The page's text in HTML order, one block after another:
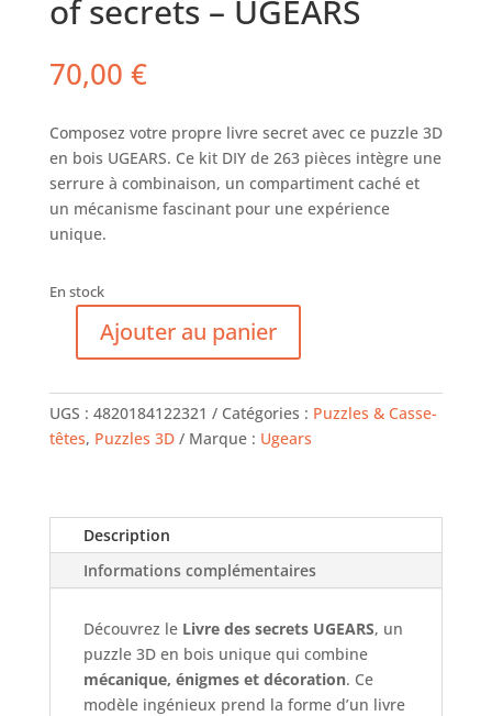
of secrets – UGEARS
70,00 €
Composez votre propre livre secret avec ce puzzle 3D
en bois UGEARS. Ce kit DIY de 263 pièces intègre une
serrure à combinaison, un compartiment caché et
un mécanisme fascinant pour une expérience
unique.
En stock
quantité
Livre
des
secrets
of
secrets
Ajouter au panier
UGS : 4820184122321 Catégories : Puzzles & Casse-
têtes, Puzzles 3D Marque : Ugears
Description
Informations complémentaires
Découvrez le Livre des secrets UGEARS, un
puzzle 3D en bois unique qui combine
mécanique, énigmes et décoration. Ce
modèle ingénieux prend la forme d’un livre